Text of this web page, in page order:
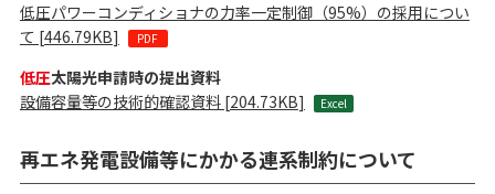
低圧パワーコンディショナの力率一定制御（95%）の採用につい
て [446.79KB]
低圧太陽光申請時の提出資料
設備容量等の技術的確認資料 [204.73KB]
再エネ発電設備等にかかる連系制約について